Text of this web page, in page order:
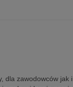
dla zawodowców jak